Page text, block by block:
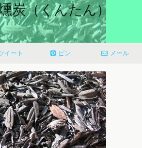
炭（くんたん）
イート ピン メール